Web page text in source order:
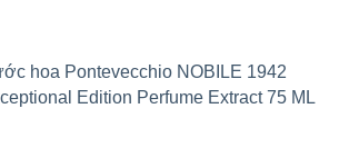
hoa Pontevecchio NOBILE 1942
Edition Perfume Extract 75 ML